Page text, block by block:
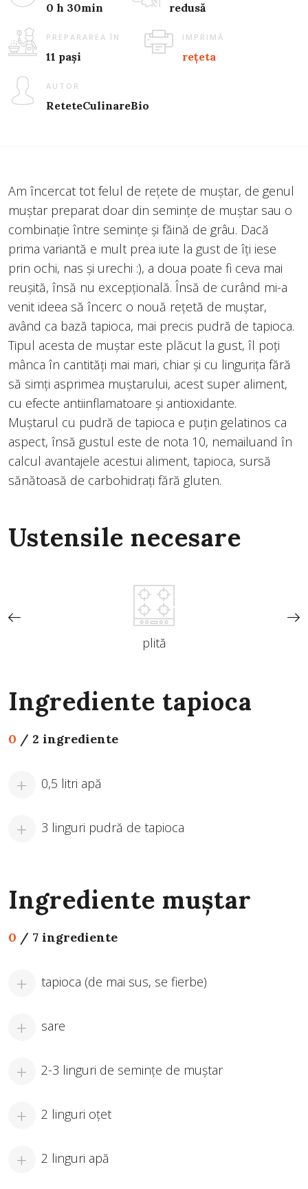
0 h 30min redusă
PREPARAREA ÎN
11 pași
IMPRIMĂ
rețeta
AUTOR
ReteteCulinareBio
Am încercat tot felul de rețete de muștar, de genul
muștar preparat doar din semințe de muștar sau o
combinație între semințe și făină de grâu. Dacă
prima variantă e mult prea iute la gust de îți iese
prin ochi, nas și urechi :), a doua poate fi ceva mai
reușită, însă nu excepțională. Însă de curând mi-a
venit ideea să încerc o nouă rețetă de muștar,
având ca bază tapioca, mai precis pudră de tapioca.
Tipul acesta de muștar este plăcut la gust, îl poți
mânca în cantități mai mari, chiar și cu lingurița fără
să simți asprimea muștarului, acest super aliment,
cu efecte antiinflamatoare și antioxidante.
Muștarul cu pudră de tapioca e puțin gelatinos ca
aspect, însă gustul este de nota 10, nemailuand în
calcul avantajele acestui aliment, tapioca, sursă
sănătoasă de carbohidrați fără gluten.
Ustensile necesare
plită
Ingrediente tapioca
0 / 2 ingrediente
0,5 litri apă
3 linguri pudră de tapioca
Ingrediente muștar
0 / 7 ingrediente
tapioca (de mai sus, se fierbe)
sare
2-3 linguri de semințe de muștar
2 linguri oțet
2 linguri apă